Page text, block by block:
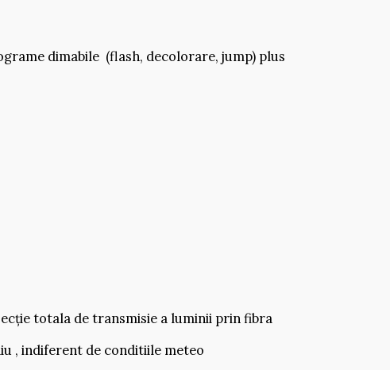
dimabile (flash, decolorare, jump) plus
totala de transmisie a luminii prin fibra
, indiferent de conditiile meteo